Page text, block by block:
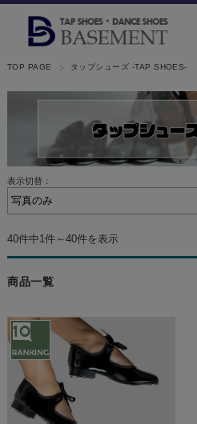
TOP PAGE タップシューズ -TAP SHOES-
表示切替：
40件中1件～40件を表示
商品一覧